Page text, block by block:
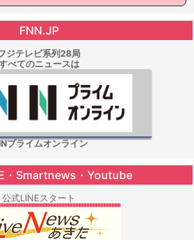
FNN.JP
ジテレビ系列28局
べてのニュースは
プライムオンライン
・Smartnews・Youtube
公式LINEスタート